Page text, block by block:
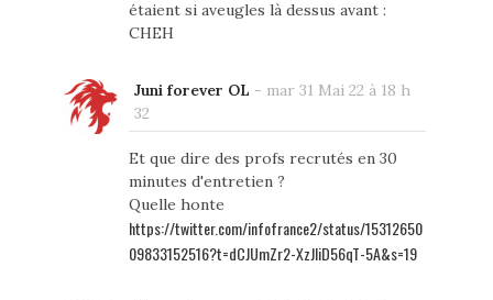
étaient si aveugles là dessus avant :
CHEH
Juni forever OL - mar 31 Mai 22 à 18 h
32
Et que dire des profs recrutés en 30
minutes d'entretien ?
Quelle honte
https://twitter.com/infofrance2/status/15312650
09833152516?t=dCJUmZr2-XzJliD56qT-5A&s=19